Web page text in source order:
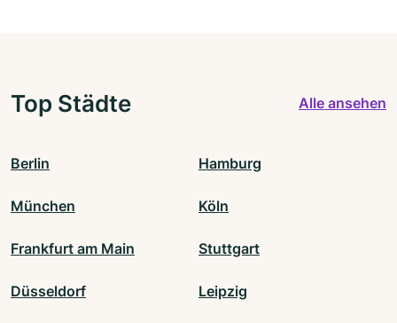
Top Städte Alle ansehen
Berlin Hamburg
München Köln
Frankfurt am Main Stuttgart
Düsseldorf Leipzig